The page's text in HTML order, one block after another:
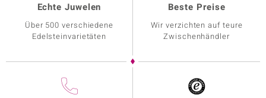
Echte Juwelen
Über 500 verschiedene
Edelsteinvarietäten
Beste Preise
Wir verzichten auf teure
Zwischenhändler